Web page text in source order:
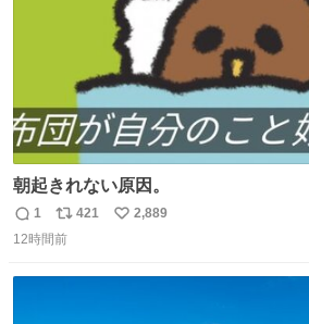
朝起きれない原因。
返
信
1
リ
ポ
421
い
2,889
12時間前